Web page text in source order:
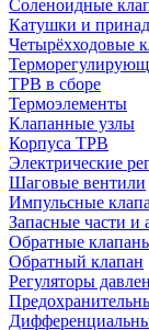
Соленоидные
Катушки и
Четырёхходовые
ТРВ в сборе
Термоэлементы
Клапанные узлы
Корпуса ТРВ
Электрические
Шаговые вентили
Импульсные
Запасные части и
Обратные
Обратный клапан
Регуляторы